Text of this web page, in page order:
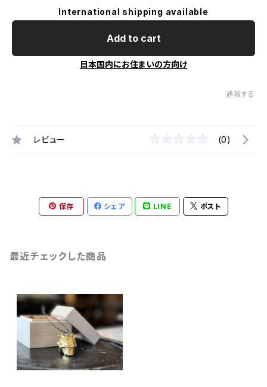
International shipping available
Add to cart
日本国内にお住まいの方向け
通報する
レビュー (0)
保存 シェア LINE ポスト
最近チェックした商品